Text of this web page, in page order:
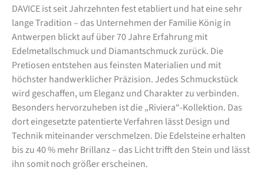
DAVICE ist seit Jahrzehnten fest etabliert und hat eine sehr
lange Tradition – das Unternehmen der Familie König in
Antwerpen blickt auf über 70 Jahre Erfahrung mit
Edelmetallschmuck und Diamantschmuck zurück. Die
Pretiosen entstehen aus feinsten Materialien und mit
höchster handwerklicher Präzision. Jedes Schmuckstück
wird geschaffen, um Eleganz und Charakter zu verbinden.
Besonders hervorzuheben ist die „Riviera“-Kollektion. Das
dort eingesetzte patentierte Verfahren lässt Design und
Technik miteinander verschmelzen. Die Edelsteine erhalten
bis zu 40 % mehr Brillanz – das Licht trifft den Stein und lässt
ihn somit noch größer erscheinen.